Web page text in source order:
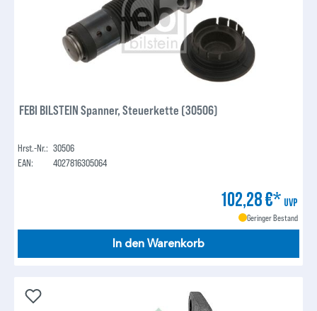
FEBI BILSTEIN Spanner, Steuerkette (30506)
Hrst.-Nr.: 30506
EAN:
4027816305064
102,28 €* UVP
Geringer Bestand
In den Warenkorb